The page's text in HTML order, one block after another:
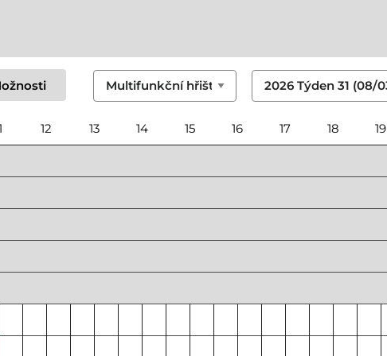
12 13 14 15 16 17 18 19